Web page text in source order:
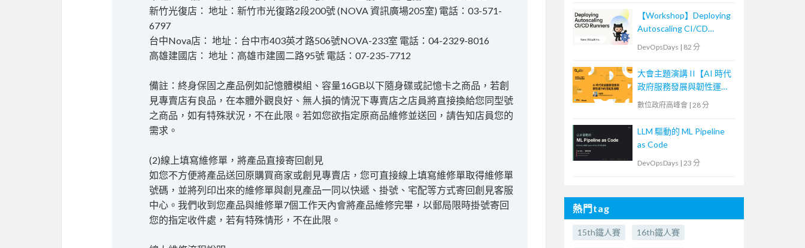
新竹光復店： 地址：新竹市光復路2段200號 (NOVA 資訊廣場205室) 電話：03-571-
6797
台中Nova店： 地址：台中市403英才路506號NOVA-233室 電話：04-2329-8016
高雄建國店： 地址：高雄市建國二路95號 電話：07-235-7712
備註：終身保固之產品例如記憶體模組、容量16GB以下隨身碟或記憶卡之商品，若創
見專賣店有良品，在本體外觀良好、無人損的情況下專賣店之店員將直接換給您同型號
之商品，如有特殊狀況，不在此限。若如您欲指定原商品維修並送回，請告知店員您的
需求。
(2)線上填寫維修單，將產品直接寄回創見
如您不方便將產品送回原購買商家或創見專賣店，您可直接線上填寫維修單取得維修單
號碼，並將列印出來的維修單與創見產品一同以快遞、掛號、宅配等方式寄回創見客服
中心。我們收到您產品與維修單7個工作天內會將產品維修完畢，以郵局限時掛號寄回
您的指定收件處，若有特殊情形，不在此限。
【Workshop】Deploying
Autoscaling CI/CD
DevOpsDays | 82 分
大會主題演講 II【AI 時代
政府服務發展與韌性運作
的潛能及挑戰】
數位政府高峰會 | 28 分
LLM 驅動的 ML Pipeline
as Code
DevOpsDays | 23 分
熱門tag
15th鐵人賽 16th鐵人賽